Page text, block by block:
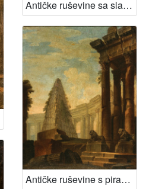
Antičke ruševine sa slavolukom
Antičke ruševine s piramidom